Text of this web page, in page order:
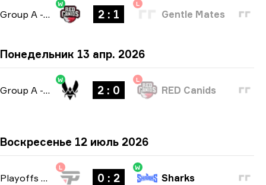
Group A - bo3
W
2 : 1
L
Gentle Mates
Понедельник 13 апр. 2026
Group A - bo3
W
2 : 0
L
RED Canids
Воскресенье 12 июль 2026
Playoffs bo3
L
0 : 2
W
Sharks